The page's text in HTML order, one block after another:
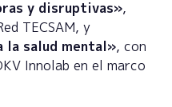
y disruptivas»,
TECSAM, y
la salud mental», con
Innolab en el marco